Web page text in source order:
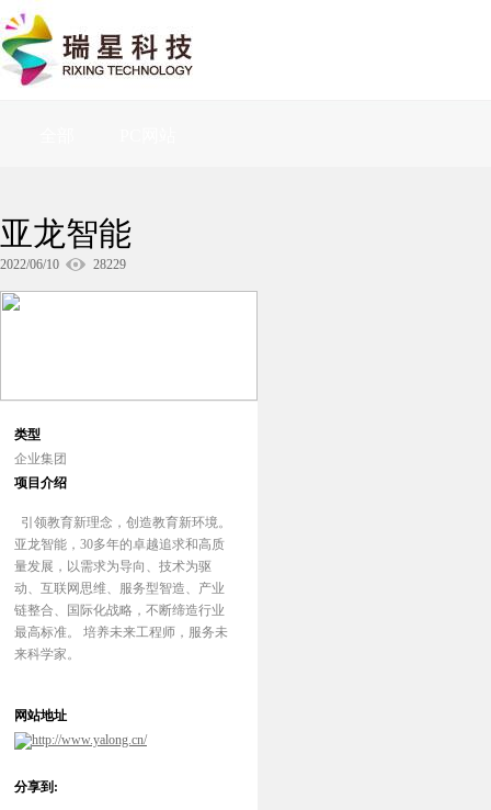
亚龙智能
2022/06/10 28229
类型
企业集团
项目介绍
引领教育新理念，创造教育新环境。
亚龙智能，30多年的卓越追求和高质
量发展，以需求为导向、技术为驱
动、互联网思维、服务型智造、产业
链整合、国际化战略，不断缔造行业
最高标准。 培养未来工程师，服务未
来科学家。
网站地址
http://www.yalong.cn/
分享到: